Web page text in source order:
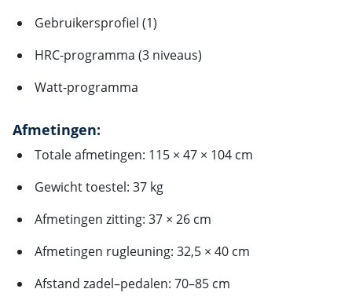
Gebruikersprofiel (1)
HRC-programma (3 niveaus)
Watt-programma
Afmetingen:
Totale afmetingen: 115 × 47 × 104 cm
Gewicht toestel: 37 kg
Afmetingen zitting: 37 × 26 cm
Afmetingen rugleuning: 32,5 × 40 cm
Afstand zadel–pedalen: 70–85 cm